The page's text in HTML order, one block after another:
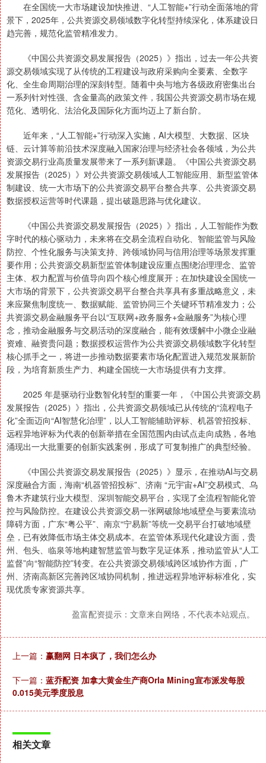
在全国统一大市场建设加快推进、“人工智能+”行动全面落地的背
景下，2025年，公共资源交易领域数字化转型持续深化，体系建设日
趋完善，规范化监管精准发力。
《中国公共资源交易发展报告（2025）》指出，过去一年公共资
源交易领域实现了从传统的工程建设与政府采购向全要素、全数字
化、全生命周期治理的深刻转型。随着中央与地方各级政府密集出台
一系列针对性强、含金量高的政策文件，我国公共资源交易市场在规
范化、透明化、法治化及国际化方面均迈上了新台阶。
近年来，“人工智能+”行动深入实施，AI大模型、大数据、区块
链、云计算等前沿技术深度融入国家治理与经济社会各领域，为公共
资源交易行业高质量发展带来了一系列新课题。《中国公共资源交易
发展报告（2025）》对公共资源交易领域人工智能应用、新型监管体
制建设、统一大市场下的公共资源交易平台整合共享、公共资源交易
数据授权运营等时代课题，提出破题思路与优化建议。
《中国公共资源交易发展报告（2025）》指出，人工智能作为数
字时代的核心驱动力，未来将在交易全流程自动化、智能监管与风险
防控、个性化服务与决策支持、跨领域协同与信用治理等场景发挥重
要作用；公共资源交易新型监管体制建设应重点围绕治理理念、监管
主体、权力配置与价值导向四个核心维度展开；在加快建设全国统一
大市场的背景下，公共资源交易平台整合共享具有多重战略意义，未
来应聚焦制度统一、数据赋能、监管协同三个关键环节精准发力；公
共资源交易金融服务平台以“互联网+政务服务+金融服务”为核心理
念，推动金融服务与交易活动的深度融合，能有效缓解中小微企业融
资难、融资贵问题；数据授权运营作为公共资源交易领域数字化转型
核心抓手之一，将进一步推动数据要素市场化配置进入规范发展新阶
段，为培育新质生产力、构建全国统一大市场提供有力支撑。
2025 年是驱动行业数智化转型的重要一年，《中国公共资源交易
发展报告（2025）》指出，公共资源交易领域已从传统的“流程电子
化”全面迈向“AI智慧化治理”，以人工智能辅助评标、机器管招投标、
远程异地评标为代表的创新举措在全国范围内由试点走向成熟，各地
涌现出一大批重要的创新实践案例，形成了可复制推广的典型经验。
《中国公共资源交易发展报告（2025）》显示，在推动AI与交易
深度融合方面，海南“机器管招投标”、济南 “元宇宙+AI”交易模式、乌
鲁木齐建筑行业大模型、深圳智能交易平台，实现了全流程智能化管
控与风险防控。在建设公共资源交易一张网破除地域壁垒与要素流动
障碍方面，广东“粤公平”、南京“宁易新”等统一交易平台打破地域壁
垒，已有效降低市场主体交易成本。在监管体系现代化建设方面，贵
州、包头、临泉等地构建智慧监管与数字见证体系，推动监管从“人工
监督”向“智能防控”转变。在公共资源交易领域跨区域协作方面，广
州、济南高新区完善跨区域协同机制，推进远程异地评标标准化，实
现优质专家资源共享。
盈富配资提示：文章来自网络，不代表本站观点。
上一篇： 赢翻网 日本疯了，我们怎么办
下一篇： 蓝乔配资 加拿大黄金生产商Orla Mining宣布派发每股
0.015美元季度股息
相关文章